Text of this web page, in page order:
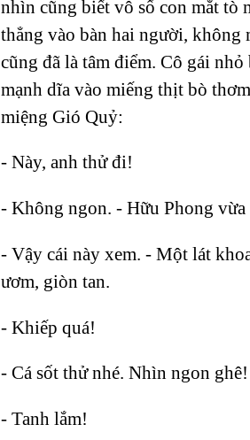
nhìn cũng biết vô số con mắt tò
thẳng vào bàn hai người, không
cũng đã là tâm điểm. Cô gái nhỏ
mạnh dĩa vào miếng thịt bò
miệng Gió Quỷ:
- Này, anh thử đi!
- Không ngon. - Hữu Phong vừa
- Vậy cái này xem. - Một lát
ươm, giòn tan.
- Khiếp quá!
- Cá sốt thử nhé. Nhìn ngon ghê!
- Tanh lắm!